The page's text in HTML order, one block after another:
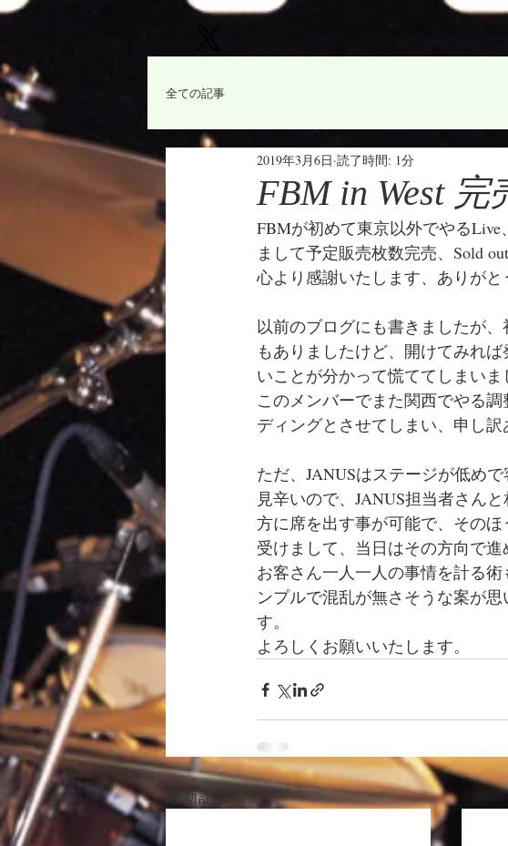
全ての記事
FBM in West 完
2019年3月6日 読了時間: 1分
FBMが初めて東京以外でやるLive
まして予定販売枚数完売、Sold
心より感謝いたします、ありがと
以前のブログにも書きましたが
もありましたけど、開けてみれ
いことが分かって慌ててしまいま
このメンバーでまた関西でやる
ディングとさせてしまい、申し訳
ただ、JANUSはステージが低め
見辛いので、JANUS担当者さん
方に席を出す事が可能で、その
受けまして、当日はその方向で進
お客さん一人一人の事情を計る
ンプルで混乱が無さそうな案が
す。
よろしくお願いいたします。
最新記事